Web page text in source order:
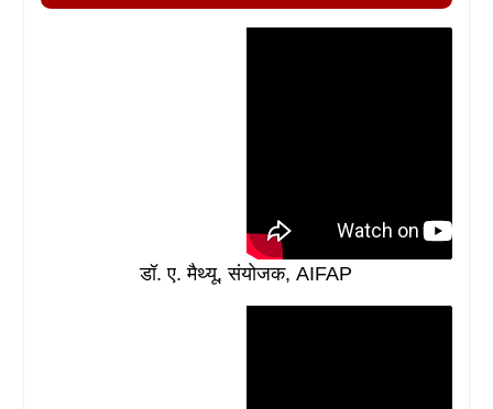
डॉ. ए. मैथ्यू, संयोजक, AIFAP